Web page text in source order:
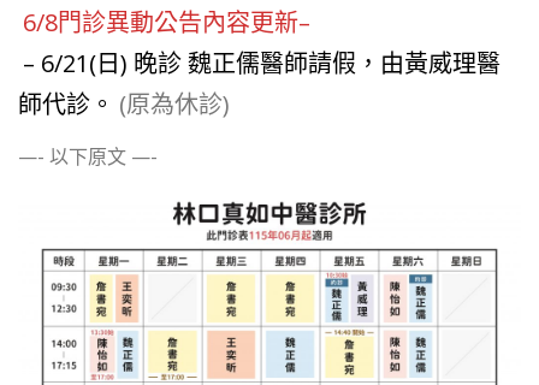
6/8門診異動公告內容更新–
– 6/21(日) 晚診 魏正儒醫師請假，由黃威理醫
師代診。 (原為休診)
—- 以下原文 —-